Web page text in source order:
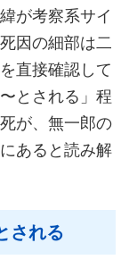
が考察系サイ
因の細部は二
直接確認して
とされる」程
が、無一郎の
あると読み解
される